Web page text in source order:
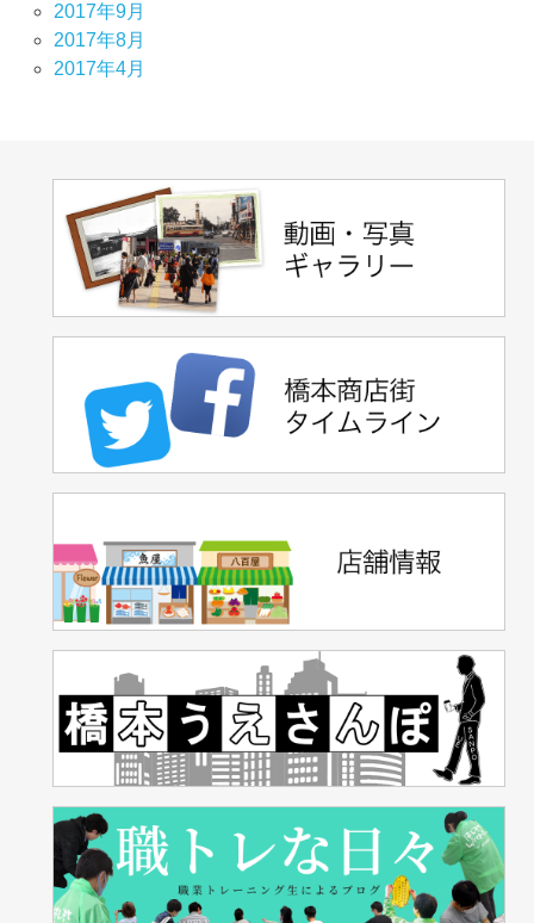
2017年9月
2017年8月
2017年4月